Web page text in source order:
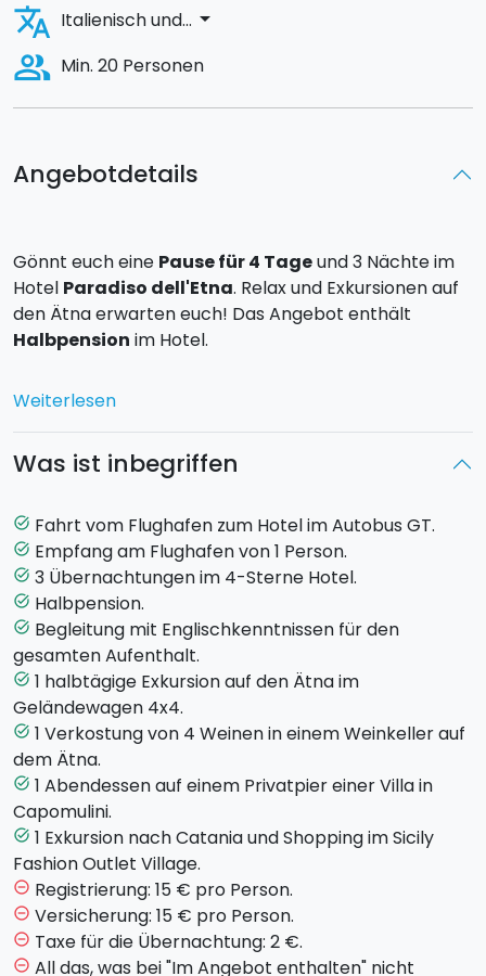
Angebotdetails
Gönnt euch eine Pause für 4 Tageund 3 Nächte im
Hotel Paradiso dell'Etna. Relax und Exkursionen auf
den Ätna erwarten euch! Das Angebot enthält
Halbpension im Hotel.
Tag 1:Ankunft am Flughafen in Catania und Fahrt im
Tag 2: Ihr besucht dieStadt Catania
Sicily
in den Geschäften namenhafter Marken shoppen
gehen könnt. Freies Mittagessen im Einkaufszentrum.
Am späten Nachmittag Fahrt zum Hotel, wo euch das
Abendessen erwartet.
Tag 3:Am Morgen Fahrt imGeländewagen
den Gipfel des Ätnas,
Nach der Exkursion werdet ihr 4 Weine und typisch
sizilianische Produkte in einem Weinkeller auf dem
Ätna verkosten. Am Abend Fahrt zu einem Privatpier
einer sizilianischen Villa, wo es Abendessen gibt.
Tag 4:Am Morgen Fahrt zum Flughafen Catania.
Das Angebot enthält die Fahrt in einem Pick-Up zum
Flughafen Catania sowie eine Begleitung mit
Englischkenntnissen für den gesamten Aufenthalt.
Weiterlesen
Was ist inbegriffen
task_alt Fahrt vom Flughafen zum Hotel im Autobus GT.
task_alt Empfang am Flughafen von 1 Person.
task_alt 3 Übernachtungen im 4-Sterne Hotel.
task_alt Halbpension.
task_alt Begleitung mit Englischkenntnissen für den
gesamten Aufenthalt.
task_alt 1 halbtägige Exkursion auf den Ätna im
Geländewagen 4x4.
task_alt 1 Verkostung von 4 Weinen in einem Weinkeller auf
dem Ätna.
task_alt 1 Abendessen auf einem Privatpier einer Villa in
Capomulini.
task_alt 1 Exkursion nach Catania und Shopping im Sicily
Fashion Outlet Village.
remove_circle_outline Registrierung: 15 € pro Person.
remove_circle_outline Versicherung: 15 € pro Person.
remove_circle_outline Taxe für die Übernachtung: 2 €.
remove_circle_outline All das, was bei "Im Angebot enthalten" nicht
translate Italienisch und... arrow_drop_down
people_alt Min. 20 Personen